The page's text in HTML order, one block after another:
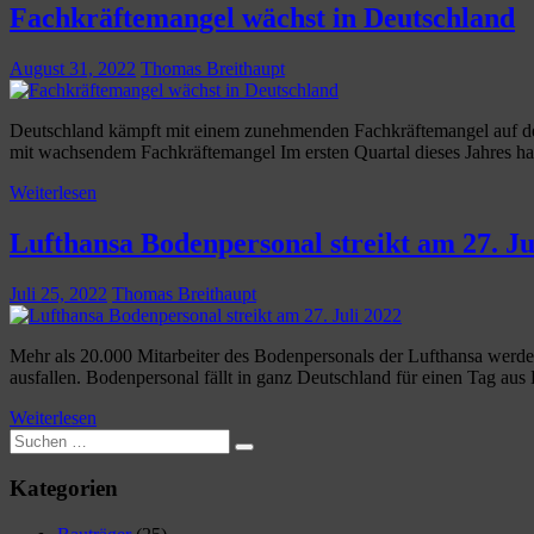
Fachkräftemangel wächst in Deutschland
August 31, 2022 Thomas Breithaupt
Deutschland kämpft mit einem zunehmenden Fachkräftemangel auf
mit wachsendem Fachkräftemangel Im ersten Quartal dieses
Weiterlesen
Lufthansa Bodenpersonal streikt am 27.
Juli 25, 2022 Thomas Breithaupt
Mehr als 20.000 Mitarbeiter des Bodenpersonals der Lufthansa
ausfallen. Bodenpersonal fällt in ganz Deutschland für einen Tag
Weiterlesen
Suchen
nach:
Suchen
Kategorien